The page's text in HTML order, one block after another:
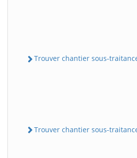
Trouver chantier sous-traitance
Trouver chantier sous-